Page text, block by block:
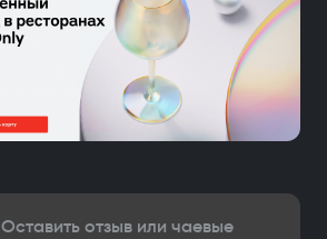
Оставить отзыв или чаевые